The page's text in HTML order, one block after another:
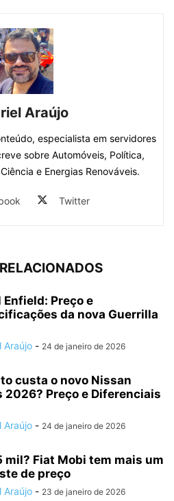
Araújo
especialista em servidores
sobre Automóveis, Política,
e Energias Renováveis.
Twitter
Enfield: Preço e
da nova Guerrilla
Araújo - 24 de janeiro de 2026
custa o novo Nissan
2026? Preço e Diferenciais
Araújo - 24 de janeiro de 2026
mil? Fiat Mobi tem mais um
de preço
Araújo - 23 de janeiro de 2026